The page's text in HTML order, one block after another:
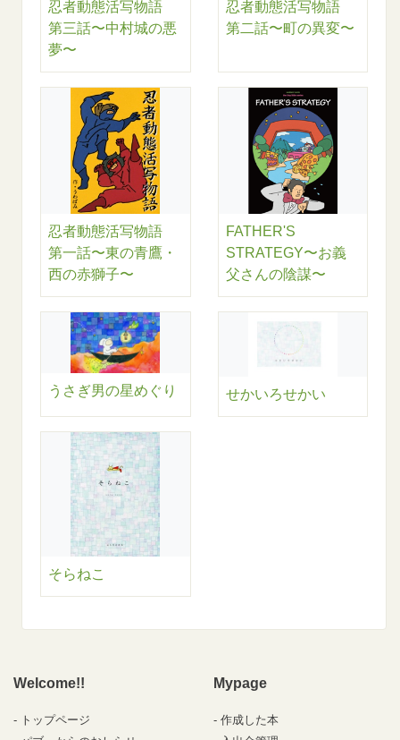
忍者動態活写物語
第三話〜中村城の悪
夢〜
忍者動態活写物語
第二話〜町の異変〜
忍者動態活写物語
第一話〜東の青鷹・
西の赤獅子〜
FATHER'S
STRATEGY〜お義
父さんの陰謀〜
うさぎ男の星めぐり せかいろせかい
そらねこ
Welcome!!
トップページ
Mypage
作成した本